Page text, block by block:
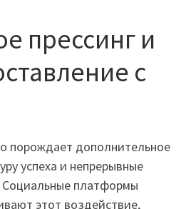
прессинг и
с
порождает дополнительное
успеха и непрерывные
Социальные платформы
этот воздействие,